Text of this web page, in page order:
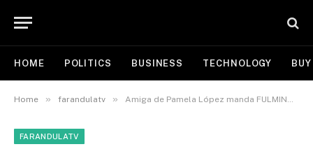
HOME POLITICS BUSINESS TECHNOLOGY
Home » farandulatv » Amiga de Pamela López manda FULMINANTE mensaje ¿y EXPONE a Christian Cueva? “Te llamarán loca”
FARANDULATV